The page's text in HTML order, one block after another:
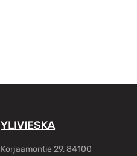
YLIVIESKA
Korjaamontie 29, 84100